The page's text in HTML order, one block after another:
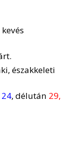
északkeleti
24, délután 29,